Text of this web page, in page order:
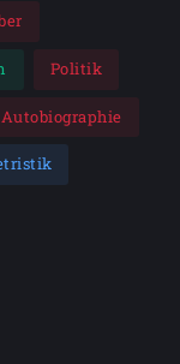
Politik
Autobiographie